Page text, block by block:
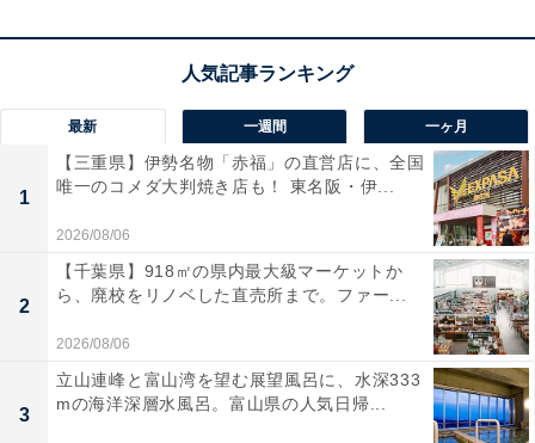
1 2
最新 一週間 一ヶ月
1
【三重県】伊勢名物「赤福」の直営店に、全国
唯一のコメダ大判焼き店も！ 東名阪・伊...
2026/08/06
2
【千葉県】918㎡の県内最大級マーケットか
ら、廃校をリノベした直売所まで。ファー...
2026/08/06
3
立山連峰と富山湾を望む展望風呂に、水深333
mの海洋深層水風呂。富山県の人気日帰...